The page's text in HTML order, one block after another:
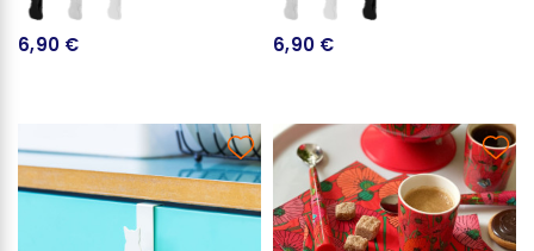
6,90 € 6,90 €